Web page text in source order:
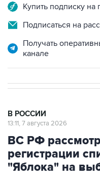
Купить подписку
Подписаться на
Получать
канале
В РОССИИ
13:11, 7 августа 2026
ВС РФ
регистрации
"Яблока" на